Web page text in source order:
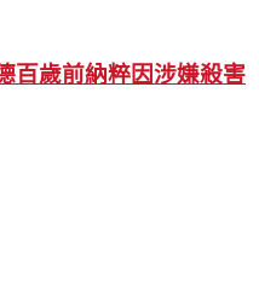
百歲前納粹因涉嫌殺害